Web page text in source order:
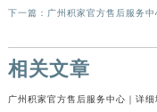
下一篇： 广州积家官方售后服务
相关文章